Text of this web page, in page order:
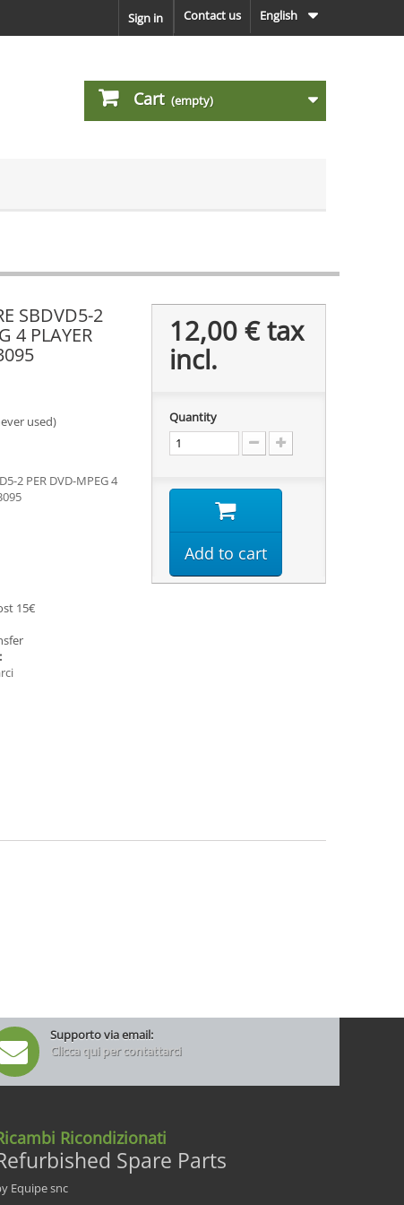
English
Contact us
Sign in
Cart (empty)
SBDVD5-2
4 PLAYER
used)
2 PER DVD-MPEG 4
15€
12,00 €tax
incl.
Quantity
Add to cart
Supporto via email:
Clicca qui per contattarci
Ricondizionati
Spare Parts
Equipe snc